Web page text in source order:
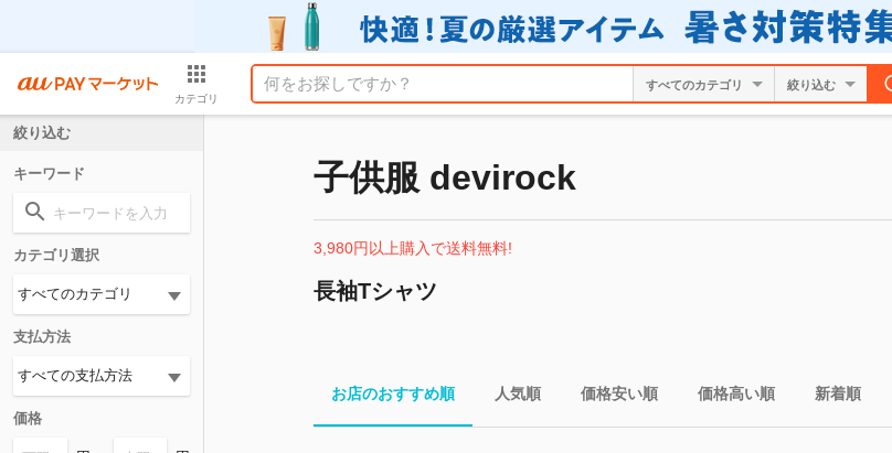
カテゴリ
絞り込む
子供服 devirock
3,980円以上購入で送料無料!
長袖Tシャツ
お店のおすすめ順 人気順 価格安い順 価格高い順 新着順
絞り込む
キーワード
カテゴリ選択
支払方法
価格